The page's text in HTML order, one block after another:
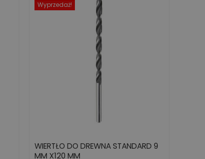
Wyprzedaż!
WIERTŁO DO DREWNA STANDARD 9
MM X120 MM